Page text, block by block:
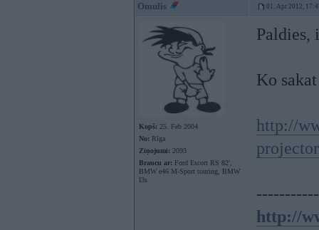
Omulis 01. Apr 2012,
Kopš: 25. Feb 2004
No: Rīga
Ziņojumi: 2093
Braucu ar: Ford Escort RS 82',
BMW e46 M-Sport touring, BMW
I3s
Paldies,
Ko
http://
http://